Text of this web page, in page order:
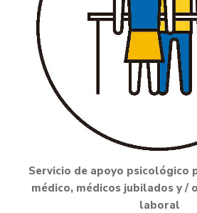
Servicio de apoyo psicológico
médico, médicos jubilados y /
laboral